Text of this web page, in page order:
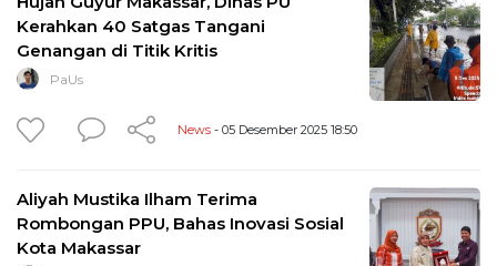
Kerahkan 40 Satgas Tangani
Genangan di Titik Kritis
PaUs
News - 05 Desember 2025 18:50
Aliyah Mustika Ilham Terima
Rombongan PPU, Bahas Inovasi Sosial
Kota Makassar